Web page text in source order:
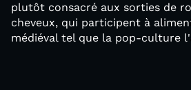
plutôt consacré aux sorties de
cheveux, qui participent à
médiéval tel que la pop-culture